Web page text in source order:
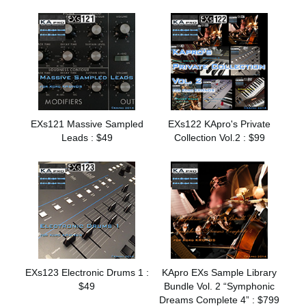
EXs121 Massive Sampled
Leads : $49
EXs122 KApro's Private
Collection Vol.2 : $99
EXs123 Electronic Drums 1 :
$49
KApro EXs Sample Library
Bundle Vol. 2 “Symphonic
Dreams Complete 4” : $799